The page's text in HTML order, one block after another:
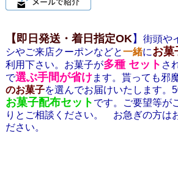
【即日発送・着日指定OK 】 街頭や
シやご来店クーポンなどと一緒にお菓
利用下さい。お菓子が多種 セット さ
で選ぶ手間が省けます。貰っても邪
のお菓子を選んでお届けいたします。
お菓子配布セット です。ご要望等が
りとご相談ください。 お急ぎの方は
ださい。